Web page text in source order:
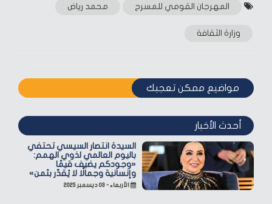
المهرجان القومي للمسرح محمد رياض
وزارة الثقافة
مواضيع ممكن تعجبك
أحدث الأخبار
السيدة انتصار السيسي تحتفي
باليوم العالمي لذوي الهمم:
«وجودكم يضيف قيمًا
وإنسانية وجمالًا لا يُقدّر بثمن»
الأربعاء - ٠٣ ديسمبر ٢٠٢٥